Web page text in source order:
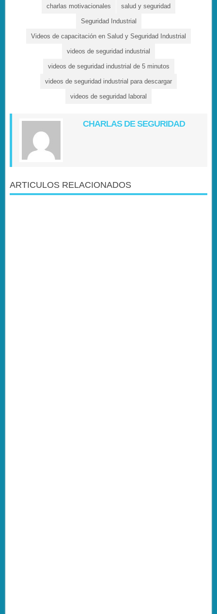
charlas motivacionales salud y seguridad
Seguridad Industrial
Videos de capacitación en Salud y Seguridad Industrial
videos de seguridad industrial
videos de seguridad industrial de 5 minutos
videos de seguridad industrial para descargar
videos de seguridad laboral
CHARLAS DE SEGURIDAD
ARTICULOS RELACIONADOS